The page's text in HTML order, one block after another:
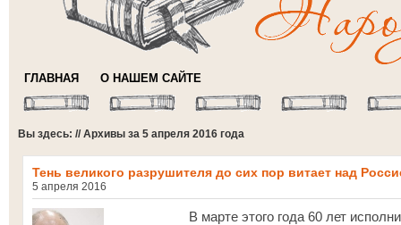
ГЛАВНАЯ О НАШЕМ САЙТЕ
Вы здесь: // Архивы за 5 апреля 2016 года
Тень великого разрушителя до сих пор витает над
5 апреля 2016
В марте этого года 60 лет